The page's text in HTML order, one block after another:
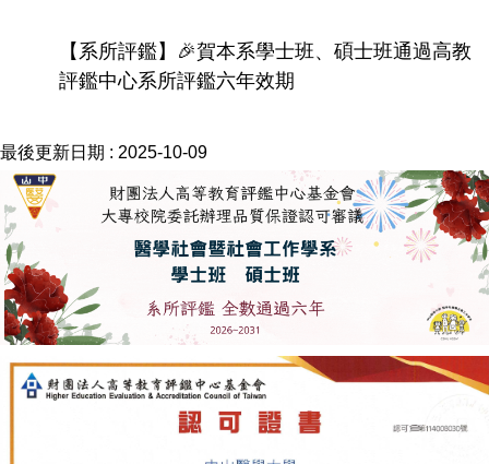
【系所評鑑】🎉賀本系學士班、碩士班通過高教
評鑑中心系所評鑑六年效期
最後更新日期 : 2025-10-09